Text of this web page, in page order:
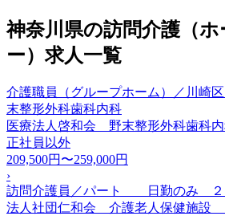
神奈川県の訪問介護（
ー）求人一覧
介護職員（グループホーム）／川崎
末整形外科歯科内科
医療法人啓和会 野末整形外科歯科
正社員以外
209,500円〜259,000円
›
訪問介護員／パート 日勤のみ ２
法人社団仁和会 介護老人保健施設